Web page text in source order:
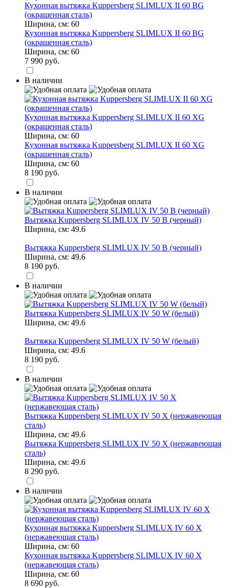
Кухонная вытяжка Kuppersberg SLIMLUX II 60 BG
(окрашенная сталь)
Ширина, см: 60
Кухонная вытяжка Kuppersberg SLIMLUX II 60 BG
(окрашенная сталь)
Ширина, см: 60
7 990 руб.
В наличии
Кухонная вытяжка Kuppersberg SLIMLUX II 60 XG
(окрашенная сталь)
Ширина, см: 60
Кухонная вытяжка Kuppersberg SLIMLUX II 60 XG
(окрашенная сталь)
Ширина, см: 60
8 190 руб.
В наличии
Вытяжка Kuppersberg SLIMLUX IV 50 B (черный)
Ширина, см: 49.6
Вытяжка Kuppersberg SLIMLUX IV 50 B (черный)
Ширина, см: 49.6
8 190 руб.
В наличии
Вытяжка Kuppersberg SLIMLUX IV 50 W (белый)
Ширина, см: 49.6
Вытяжка Kuppersberg SLIMLUX IV 50 W (белый)
Ширина, см: 49.6
8 190 руб.
В наличии
Вытяжка Kuppersberg SLIMLUX IV 50 X (нержавеющая
сталь)
Ширина, см: 49.6
Вытяжка Kuppersberg SLIMLUX IV 50 X (нержавеющая
сталь)
Ширина, см: 49.6
8 290 руб.
В наличии
Кухонная вытяжка Kuppersberg SLIMLUX IV 60 X
(нержавеющая сталь)
Ширина, см: 60
Кухонная вытяжка Kuppersberg SLIMLUX IV 60 X
(нержавеющая сталь)
Ширина, см: 60
8 690 руб.